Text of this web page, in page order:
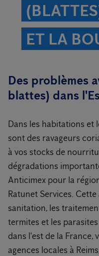
ET LA
Des problèmes
blattes) dans
Dans les habitations et
sont des ravageurs
à vos stocks de
dégradations
Anticimex pour la
Ratunet Services.
sanitation, les
termites et les
dans l'est de la France,
agences locales à